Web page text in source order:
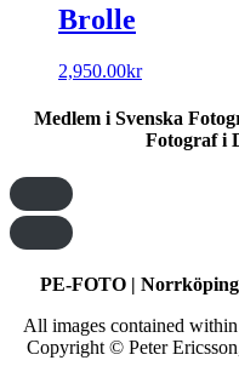
Brolle
2,950.00kr
Medlem i Svenska
Fotograf i
PE-FOTO | Norrköping
All images contained
Copyright © Peter